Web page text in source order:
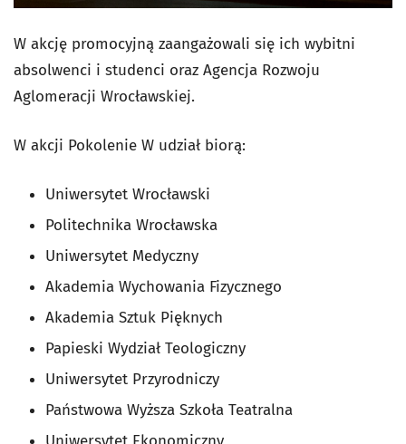
W akcję promocyjną zaangażowali się ich wybitni
absolwenci i studenci oraz Agencja Rozwoju
Aglomeracji Wrocławskiej.
W akcji Pokolenie W udział biorą:
Uniwersytet Wrocławski
Politechnika Wrocławska
Uniwersytet Medyczny
Akademia Wychowania Fizycznego
Akademia Sztuk Pięknych
Papieski Wydział Teologiczny
Uniwersytet Przyrodniczy
Państwowa Wyższa Szkoła Teatralna